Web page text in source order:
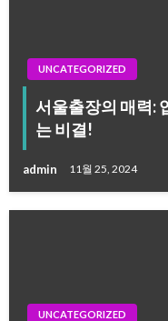
UNCATEGORIZED
서울출장의 매력:
는 비결!
admin 11월 25, 2024
UNCATEGORIZED